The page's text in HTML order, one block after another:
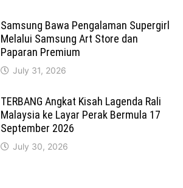
Samsung Bawa Pengalaman Supergirl
Melalui Samsung Art Store dan
Paparan Premium
July 31, 2026
TERBANG Angkat Kisah Lagenda Rali
Malaysia ke Layar Perak Bermula 17
September 2026
July 30, 2026